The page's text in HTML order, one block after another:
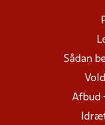
Sådan
Afbud